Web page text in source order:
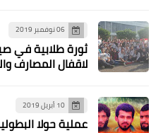
06 نوفمبر 2019
ثورة طلابية في
لاقفال المصارف
10 أبريل 2019
عملية حولا